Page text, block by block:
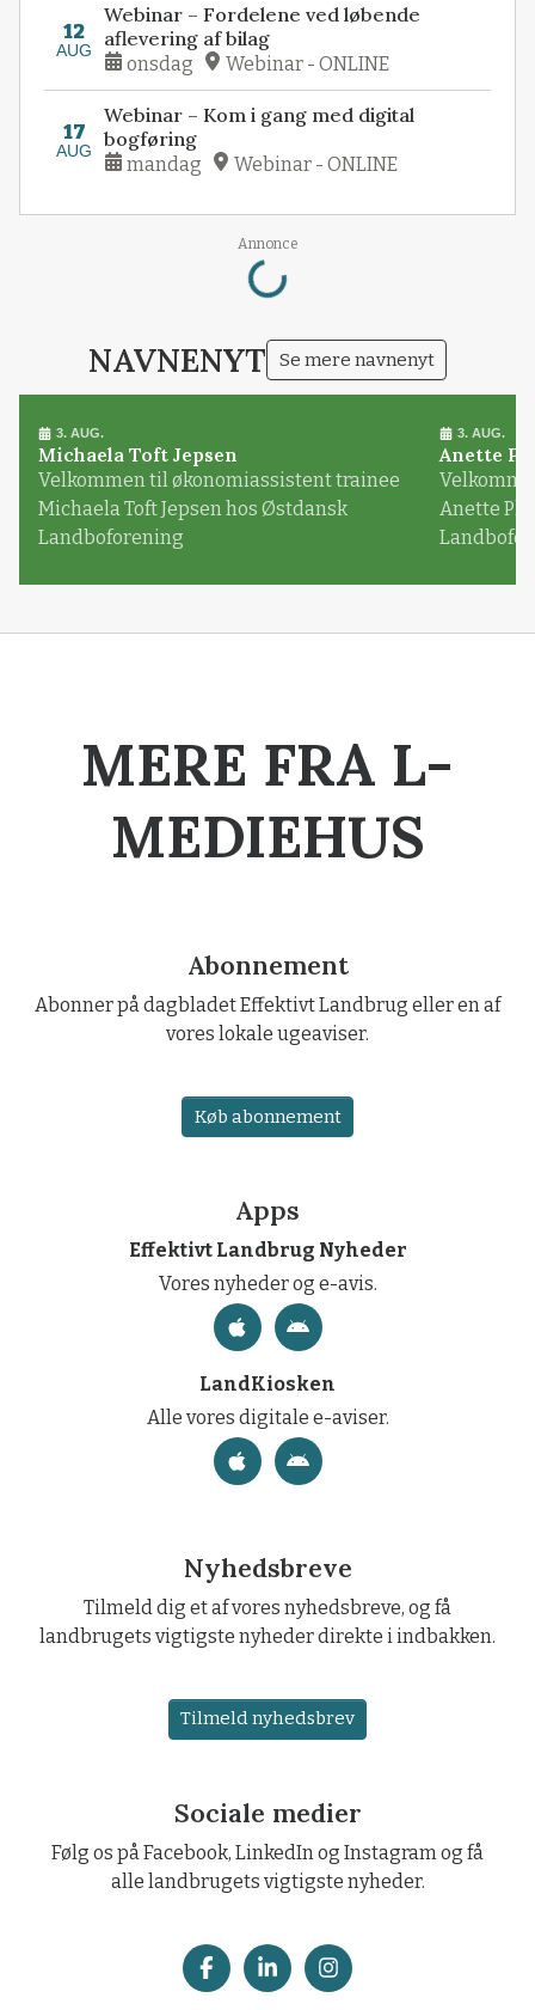
12
AUG
Webinar – Fordelene ved løbende
aflevering af bilag
onsdag Webinar - ONLINE
17
AUG
Webinar – Kom i gang med digital
bogføring
mandag Webinar - ONLINE
Annonce
Loading...
NAVNENYT Se mere navnenyt
3. AUG.
Michaela Toft Jepsen
Velkommen til økonomiassistent trainee
Michaela Toft Jepsen hos Østdansk
Landboforening
3. AUG.
Anette
Anette
MERE FRA L-
MEDIEHUS
Abonnement
Abonner på dagbladet Effektivt Landbrug eller en af
vores lokale ugeaviser.
Køb abonnement
Apps
Effektivt Landbrug Nyheder
Vores nyheder og e-avis.
LandKiosken
Alle vores digitale e-aviser.
Nyhedsbreve
Tilmeld dig et af vores nyhedsbreve, og få
landbrugets vigtigste nyheder direkte i indbakken.
Tilmeld nyhedsbrev
Sociale medier
Følg os på Facebook, LinkedIn og Instagram og få
alle landbrugets vigtigste nyheder.